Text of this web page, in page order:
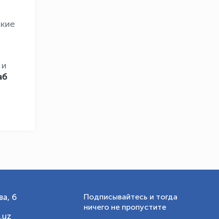
6
Подписывайтесь и тогда
ничего не пропустите